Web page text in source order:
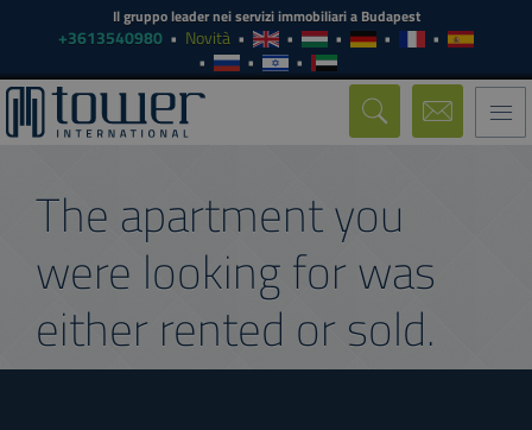
Il gruppo leader nei servizi immobiliari a Budapest
+3613540980 Novità
The apartment you
were looking for was
either rented or sold.